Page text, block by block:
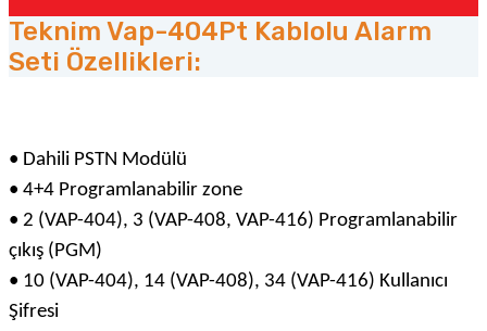
Teknim Vap-404Pt Kablolu Alarm
Seti Özellikleri:
• Dahili PSTN Modülü
• 4+4 Programlanabilir zone
• 2 (VAP-404), 3 (VAP-408, VAP-416) Programlanabilir
çıkış (PGM)
• 10 (VAP-404), 14 (VAP-408), 34 (VAP-416) Kullanıcı
Şifresi